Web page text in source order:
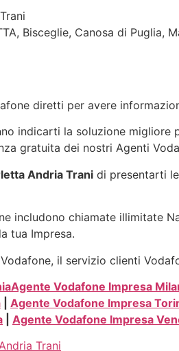
Bisceglie, Canosa di Puglia,
diretti per avere
indicarti la soluzione migliore
gratuita dei nostri Agenti
Andria Trani di presentarti
includono chiamate
tua Impresa.
il servizio clienti
Agente Vodafone Impresa
Agente Vodafone Impresa
Agente Vodafone Impresa
Trani